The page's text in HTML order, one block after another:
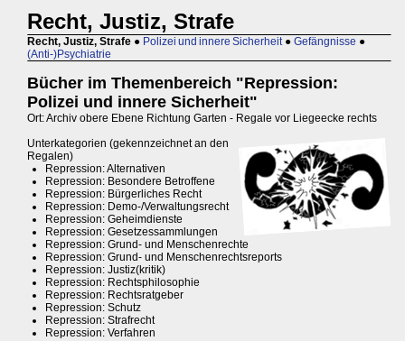
Recht, Justiz, Strafe
Recht, Justiz, Strafe ● Polizei und innere Sicherheit ● Gefängnisse ●
(Anti-)Psychiatrie
Bücher im Themenbereich "Repression:
Polizei und innere Sicherheit"
Ort: Archiv obere Ebene Richtung Garten - Regale vor Liegeecke rechts
Unterkategorien (gekennzeichnet an den
Regalen)
Repression: Alternativen
Repression: Besondere Betroffene
Repression: Bürgerliches Recht
Repression: Demo-/Verwaltungsrecht
Repression: Geheimdienste
Repression: Gesetzessammlungen
Repression: Grund- und Menschenrechte
Repression: Grund- und Menschenrechtsreports
Repression: Justiz(kritik)
Repression: Rechtsphilosophie
Repression: Rechtsratgeber
Repression: Schutz
Repression: Strafrecht
Repression: Verfahren